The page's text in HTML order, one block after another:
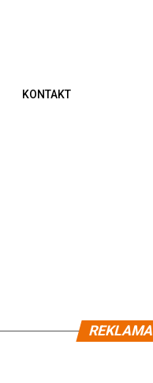
KONTAKT
REKLAMA